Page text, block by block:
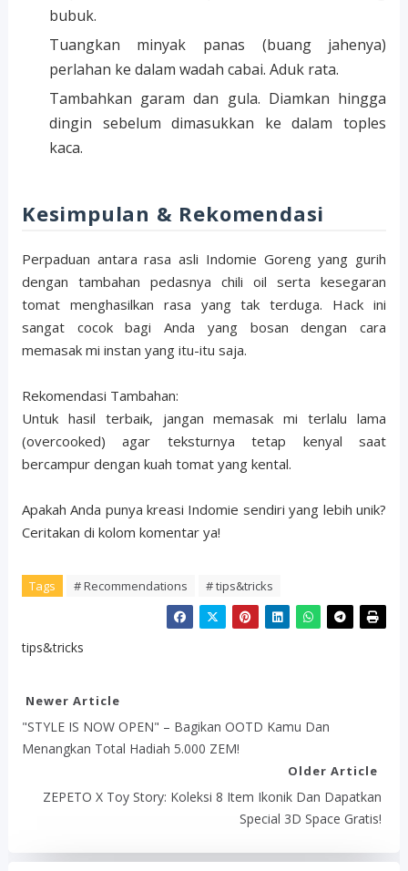
bubuk.
Tuangkan minyak panas (buang jahenya)
perlahan ke dalam wadah cabai. Aduk rata.
Tambahkan garam dan gula. Diamkan hingga
dingin sebelum dimasukkan ke dalam toples
kaca.
Kesimpulan & Rekomendasi
Perpaduan antara rasa asli Indomie Goreng yang gurih
dengan tambahan pedasnya chili oil serta kesegaran
tomat menghasilkan rasa yang tak terduga. Hack ini
sangat cocok bagi Anda yang bosan dengan cara
memasak mi instan yang itu-itu saja.
Rekomendasi Tambahan:
Untuk hasil terbaik, jangan memasak mi terlalu lama
(overcooked) agar teksturnya tetap kenyal saat
bercampur dengan kuah tomat yang kental.
Apakah Anda punya kreasi Indomie sendiri yang lebih unik?
Ceritakan di kolom komentar ya!
Tags # Recommendations # tips&tricks
tips&tricks
Newer Article
"STYLE IS NOW OPEN" – Bagikan OOTD Kamu Dan
Menangkan Total Hadiah 5.000 ZEM!
Older Article
ZEPETO X Toy Story: Koleksi 8 Item Ikonik Dan Dapatkan
Special 3D Space Gratis!